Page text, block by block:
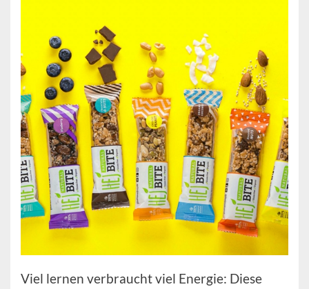
Viel lernen verbraucht viel Energie: Diese